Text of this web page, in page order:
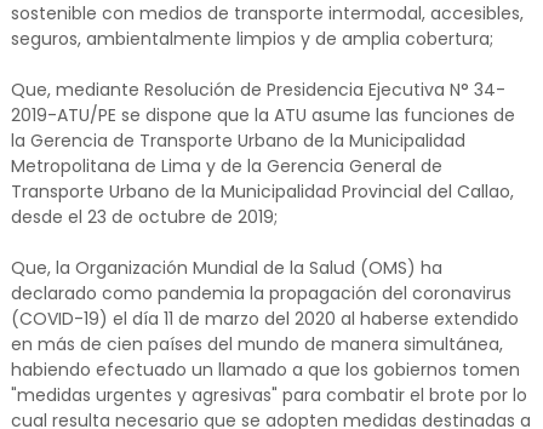
sostenible con medios de transporte intermodal, accesibles,
seguros, ambientalmente limpios y de amplia cobertura;
Que, mediante Resolución de Presidencia Ejecutiva N° 34-
2019-ATU/PE se dispone que la ATU asume las funciones de
la Gerencia de Transporte Urbano de la Municipalidad
Metropolitana de Lima y de la Gerencia General de
Transporte Urbano de la Municipalidad Provincial del Callao,
desde el 23 de octubre de 2019;
Que, la Organización Mundial de la Salud (OMS) ha
declarado como pandemia la propagación del coronavirus
(COVID-19) el día 11 de marzo del 2020 al haberse extendido
en más de cien países del mundo de manera simultánea,
habiendo efectuado un llamado a que los gobiernos tomen
"medidas urgentes y agresivas" para combatir el brote por lo
cual resulta necesario que se adopten medidas destinadas a